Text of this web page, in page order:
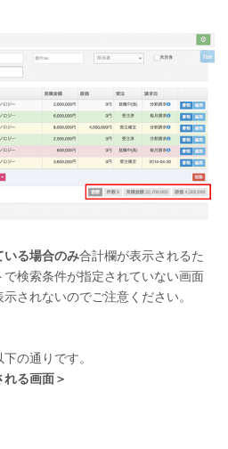
る場合のみ合計欄が表示されるた
検索条件が指定されていない画面
されないのでご注意ください。
の通りです。
る画面＞